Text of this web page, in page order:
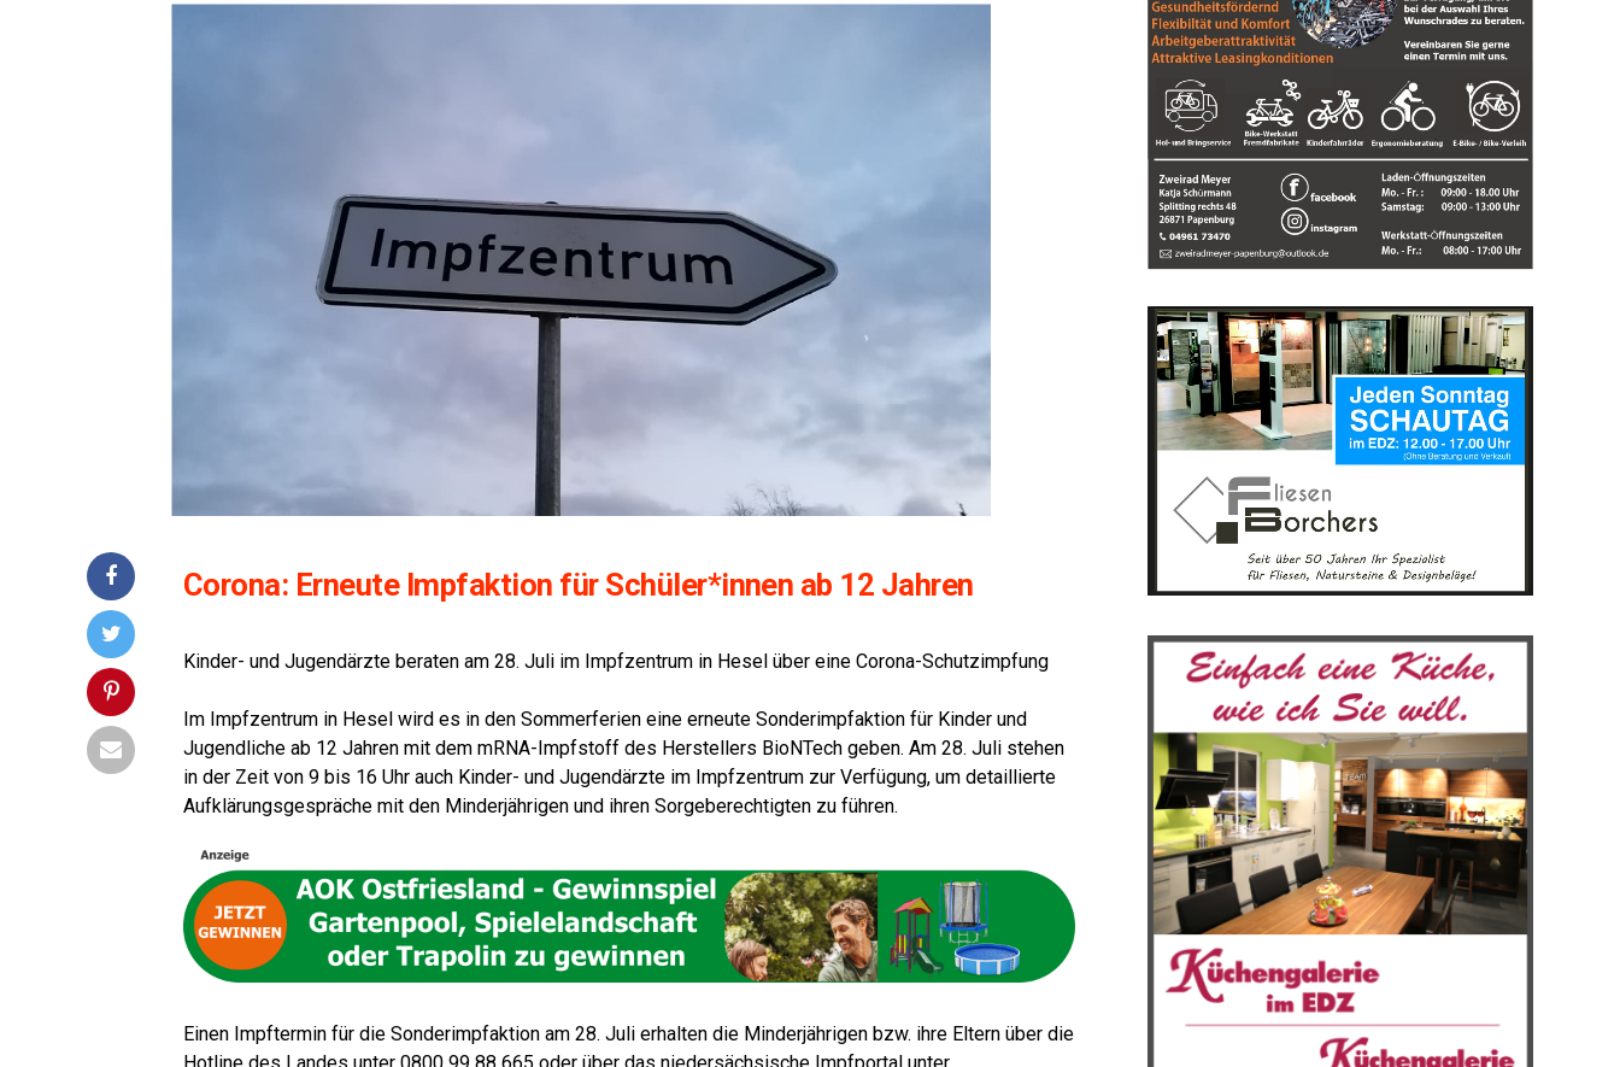
Coro­na: Erneu­te Impf­ak­ti­on für Schüler*innen ab 12 Jahren
Kin­der- und Jugend­ärz­te bera­ten am 28. Juli im Impf­zen­trum in Hesel über eine Corona-Schutzimpfung
Im Impf­zen­trum in Hesel wird es in den Som­mer­fe­ri­en eine erneu­te Son­der­impf­ak­ti­on für Kin­der und
Jugend­li­che ab 12 Jah­ren mit dem mRNA-Impf­stoff des Her­stel­lers BioNTech geben. Am 28. Juli ste­hen
in der Zeit von 9 bis 16 Uhr auch Kin­der- und Jugend­ärz­te im Impf­zen­trum zur Ver­fü­gung, um detail­lier­te
Auf­klä­rungs­ge­sprä­che mit den Min­der­jäh­ri­gen und ihren Sor­ge­be­rech­tig­ten zu führen.
Einen Impf­ter­min für die Son­der­impf­ak­ti­on am 28. Juli erhal­ten die Min­der­jäh­ri­gen bzw. ihre Eltern über die